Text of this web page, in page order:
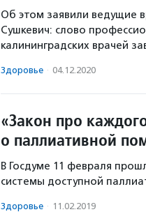
Об этом заявили ведущие
Сушкевич: слово
калининградских врачей
Здоровье · 04.12.2020
«Закон про
о паллиативной
В Госдуме 11 февраля
системы доступной
Здоровье · 11.02.2019